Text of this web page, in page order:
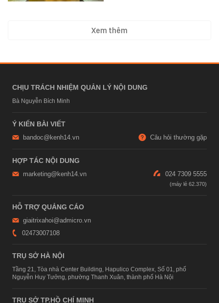
Xem thêm
CHỊU TRÁCH NHIỆM QUẢN LÝ NỘI DUNG
Bà Nguyễn Bích Minh
Ý KIẾN BÀI VIẾT
bandoc@kenh14.vn Câu hỏi thường gặp
HỢP TÁC NỘI DUNG
marketing@kenh14.vn 024 7309 5555
HỖ TRỢ QUẢNG CÁO
giaitrixahoi@admicro.vn
02473007108
TRỤ SỞ HÀ NỘI
Tầng 21, Tòa nhà Center Building, Hapulico Complex, Số 01, phố
Nguyễn Huy Tưởng, phường Thanh Xuân, thành phố Hà Nội
TRỤ SỞ TP.HỒ CHÍ MINH